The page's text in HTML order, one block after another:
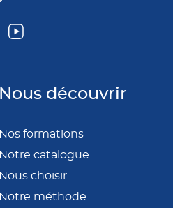
Nous découvrir
Nos formations
Notre catalogue
Nous choisir
Notre méthode